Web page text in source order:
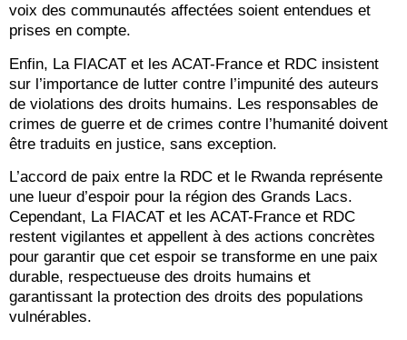
voix des communautés affectées soient entendues et
prises en compte.
Enfin, La FIACAT et les ACAT-France et RDC insistent
sur l’importance de lutter contre l’impunité des auteurs
de violations des droits humains. Les responsables de
crimes de guerre et de crimes contre l’humanité doivent
être traduits en justice, sans exception.
L’accord de paix entre la RDC et le Rwanda représente
une lueur d’espoir pour la région des Grands Lacs.
Cependant, La FIACAT et les ACAT-France et RDC
restent vigilantes et appellent à des actions concrètes
pour garantir que cet espoir se transforme en une paix
durable, respectueuse des droits humains et
garantissant la protection des droits des populations
vulnérables.